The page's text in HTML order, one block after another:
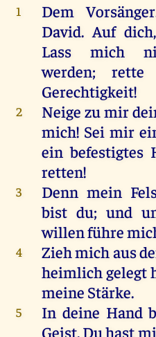
1 Dem
David. Auf dich,
Lass mich
werden; rette
Gerechtigkeit!
2 Neige zumir
mich! Sei mir
einbefestigtes
retten!
3 Denn mein
bist du; und
willenführe
4 Ziehmichaus
heimlichgelegt
meine Stärke.
5 In deine Hand
Geist.Duhast